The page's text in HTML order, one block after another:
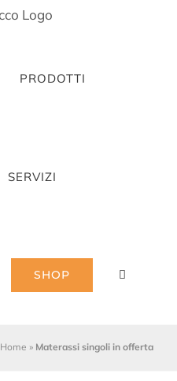
PRODOTTI
SERVIZI
SHOP
Home » Materassi singoli in offerta